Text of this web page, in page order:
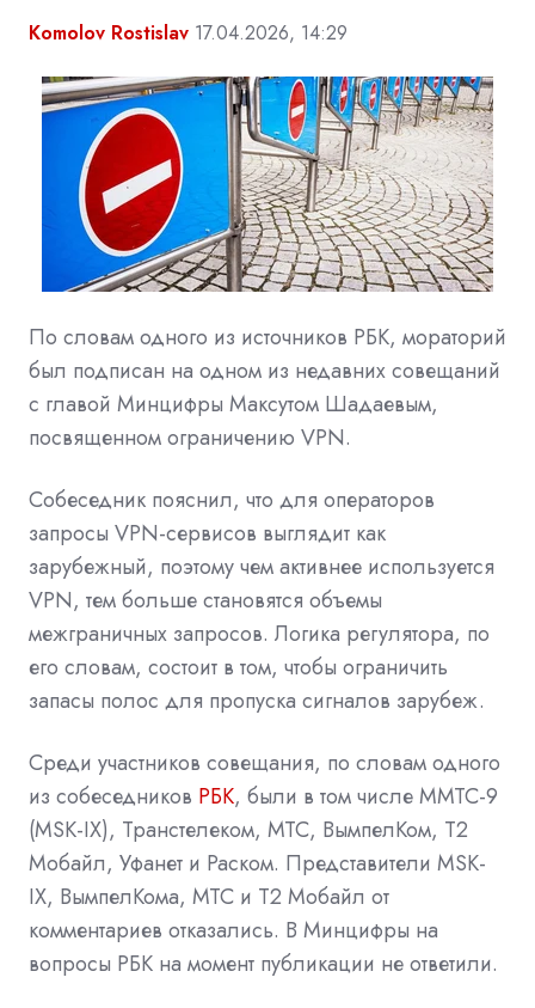
Komolov Rostislav 17.04.2026, 14:29
По словам одного из источников РБК, мораторий
был подписан на одном из недавних совещаний
с главой Минцифры Максутом Шадаевым,
посвященном ограничению VPN.
Собеседник пояснил, что для операторов
запросы VPN-сервисов выглядит как
зарубежный, поэтому чем активнее используется
VPN, тем больше становятся объемы
межграничных запросов. Логика регулятора, по
его словам, состоит в том, чтобы ограничить
запасы полос для пропуска сигналов зарубеж.
Среди участников совещания, по словам одного
из собеседников РБК, были в том числе ММТС-9
(MSK-IX), Транстелеком, МТС, ВымпелКом, Т2
Мобайл, Уфанет и Раском. Представители MSK-
IX, ВымпелКома, МТС и Т2 Мобайл от
комментариев отказались. В Минцифры на
вопросы РБК на момент публикации не ответили.